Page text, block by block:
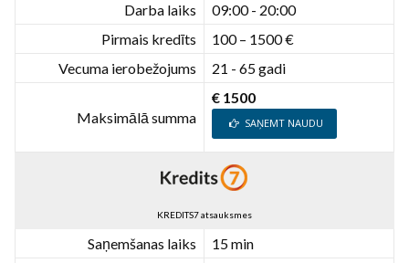
Darba laiks
09:00 - 20:00
Pirmais kredīts
100 – 1500 €
Vecuma ierobežojums
21 - 65 gadi
Maksimālā summa
€ 1500
SAŅEMT NAUDU
KREDITS7 atsauksmes
Saņemšanas laiks
15 min